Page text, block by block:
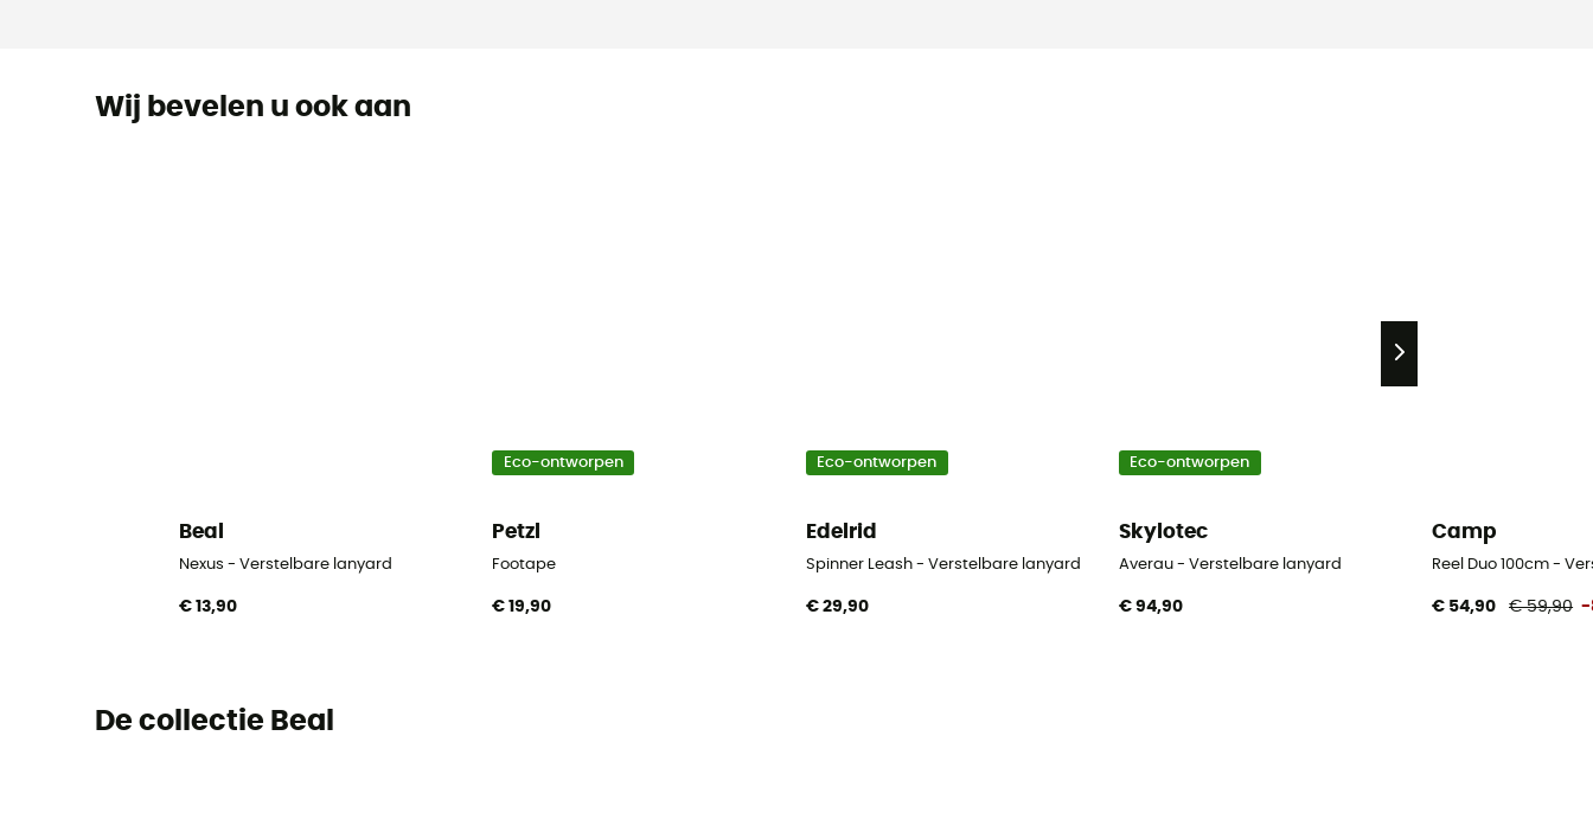
Wij bevelen u ook aan
Beal
Nexus - Verstelbare lanyard
€ 13,90
Eco-ontworpen
Petzl
Footape
€ 19,90
Eco-ontworpen
Edelrid
Spinner Leash - Verstelbare lanyard
€ 29,90
Eco-ontworpen
Skylotec
Averau - Verstelbare lanyard
€ 94,90
Camp
Reel Duo 100cm -
€ 54,90 € 59,90 -
De collectie Beal